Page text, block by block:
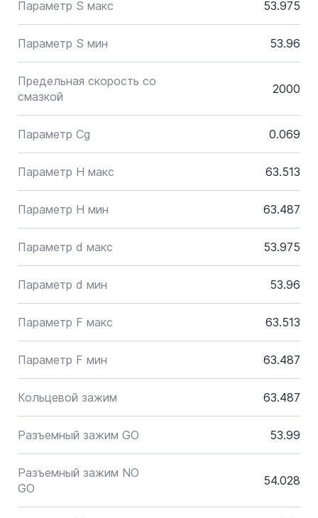
Параметр S макс 53.975
Параметр S мин 53.96
Предельная скорость со
смазкой
2000
Параметр Cg 0.069
Параметр H макс 63.513
Параметр H мин 63.487
Параметр d макс 53.975
Параметр d мин 53.96
Параметр F макс 63.513
Параметр F мин 63.487
Кольцевой зажим 63.487
Разъемный зажим GO 53.99
Разъемный зажим NO
GO
54.028